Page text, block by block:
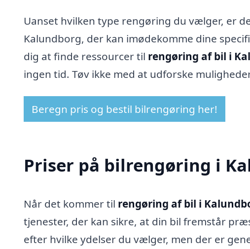
Uanset hvilken type rengøring du vælger, er
Kalundborg, der kan imødekomme dine
dig at finde ressourcer til rengøring af bil i
ingen tid. Tøv ikke med at udforske
Beregn pris og bestil bilrengøring her!
Priser på bilrengøring i
Når det kommer til rengøring af bil i
tjenester, der kan sikre, at din bil fremstår
efter hvilke ydelser du vælger, men der er